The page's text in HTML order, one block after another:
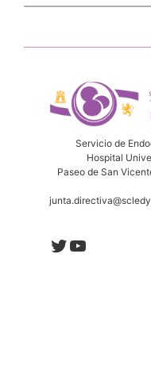
Servicio de
Hospital
Paseo de San
Twitter
YouTube